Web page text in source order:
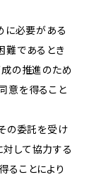
に必要がある
難であるとき
の推進のため
意を得ること
の委託を受け
して協力する
ることにより